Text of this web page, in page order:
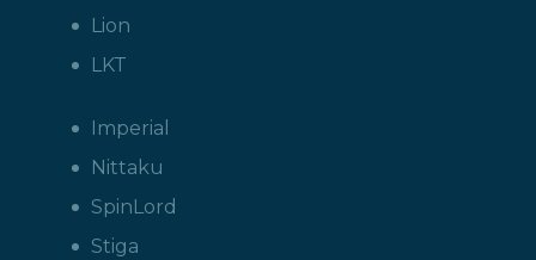
Lion
LKT
Imperial
Nittaku
SpinLord
Stiga